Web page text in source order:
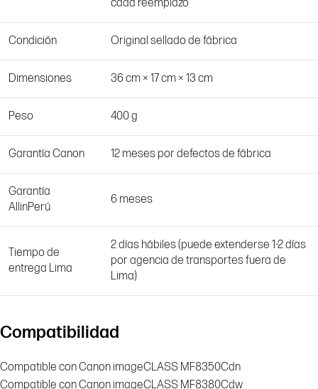
cada reemplazo
Condición Original sellado de fábrica
Dimensiones 36 cm × 17 cm × 13 cm
Peso 400 g
Garantía Canon 12 meses por defectos de fábrica
Garantía
AllinPerú
6 meses
Tiempo de
entrega Lima
2 días hábiles (puede extenderse 1-2 días
por agencia de transportes fuera de
Lima)
Compatibilidad
Compatible con Canon imageCLASS MF8350Cdn
Compatible con Canon imageCLASS MF8380Cdw